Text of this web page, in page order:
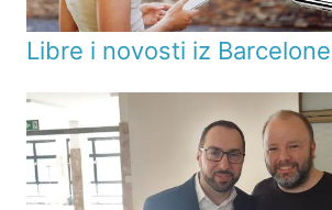
Libre i novosti iz